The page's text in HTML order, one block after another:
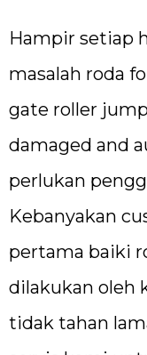
Hampir setiap
masalah roda
gate roller
damaged and
perlukan
Kebanyakan
pertama baiki
dilakukan oleh
tidak tahan